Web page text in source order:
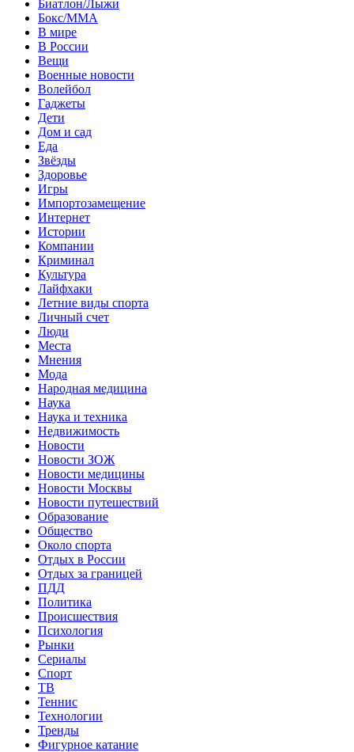
Биатлон/Лыжи
Бокс/MMA
В мире
В России
Вещи
Военные новости
Волейбол
Гаджеты
Дети
Дом и сад
Еда
Звёзды
Здоровье
Игры
Импортозамещение
Интернет
Истории
Компании
Криминал
Культура
Лайфхаки
Летние виды спорта
Личный счет
Люди
Места
Мнения
Мода
Народная медицина
Наука
Наука и техника
Недвижимость
Новости
Новости ЗОЖ
Новости медицины
Новости Москвы
Новости путешествий
Образование
Общество
Около спорта
Отдых в России
Отдых за границей
ПДД
Политика
Происшествия
Психология
Рынки
Сериалы
Спорт
ТВ
Теннис
Технологии
Тренды
Фигурное катание